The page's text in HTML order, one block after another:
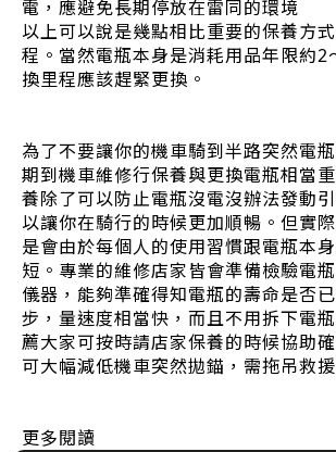
電，應避免長期停放在雷同的環境
以上可以說是幾點相比重要的保養方
程。當然電瓶本身是消耗用品年限約2
換里程應該趕緊更換。
為了不要讓你的機車騎到半路突然電
期到機車維修行保養與更換電瓶相當
養除了可以防止電瓶沒電沒辦法發動
以讓你在騎行的時候更加順暢。但實
是會由於每個人的使用習慣跟電瓶本
短。專業的維修店家皆會準備檢驗電
儀器，能夠準確得知電瓶的壽命是否
步，量速度相當快，而且不用拆下電
薦大家可按時請店家保養的時候協助
可大幅減低機車突然拋錨，需拖吊救
更多閱讀